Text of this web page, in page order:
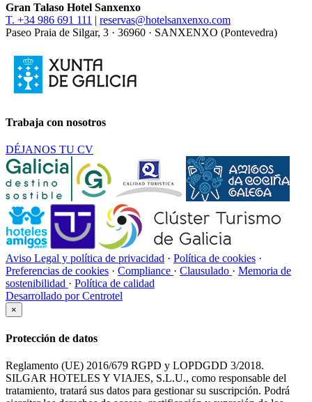
Gran Talaso Hotel Sanxenxo
T. +34 986 691 111 | reservas@hotelsanxenxo.com
Paseo Praia de Silgar, 3 · 36960 · SANXENXO (Pontevedra)
Trabaja con nosotros
DÉJANOS TU CV
Aviso Legal y política de privacidad · Política de cookies ·
Preferencias de cookies · Compliance · Clausulado · Memoria de
sostenibilidad · Política de calidad
Desarrollado por Centrotel
×
Protección de datos
Reglamento (UE) 2016/679 RGPD y LOPDGDD 3/2018.
SILGAR HOTELES Y VIAJES, S.L.U., como responsable del
tratamiento, tratará sus datos para gestionar su suscripción. Podrá